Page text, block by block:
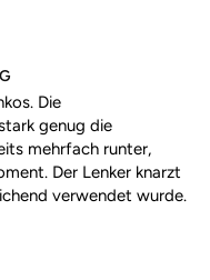
Die
genug die
mehrfach runter,
Der Lenker knarzt
verwendet wurde.